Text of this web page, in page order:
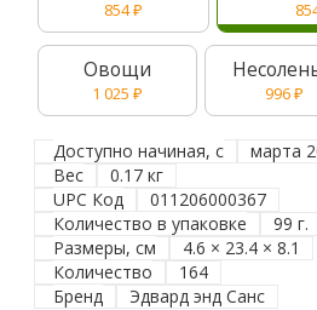
854₽
Овощи
1 025 ₽ 996₽
Доступно начиная, с
марта
Вес
0.17 кг
UPC Код
011206000367
Количество в упаковке
99 г.
Размеры, см
4.6 × 23.4 × 8.1
Количество
164
Бренд
Эдвард энд Санс